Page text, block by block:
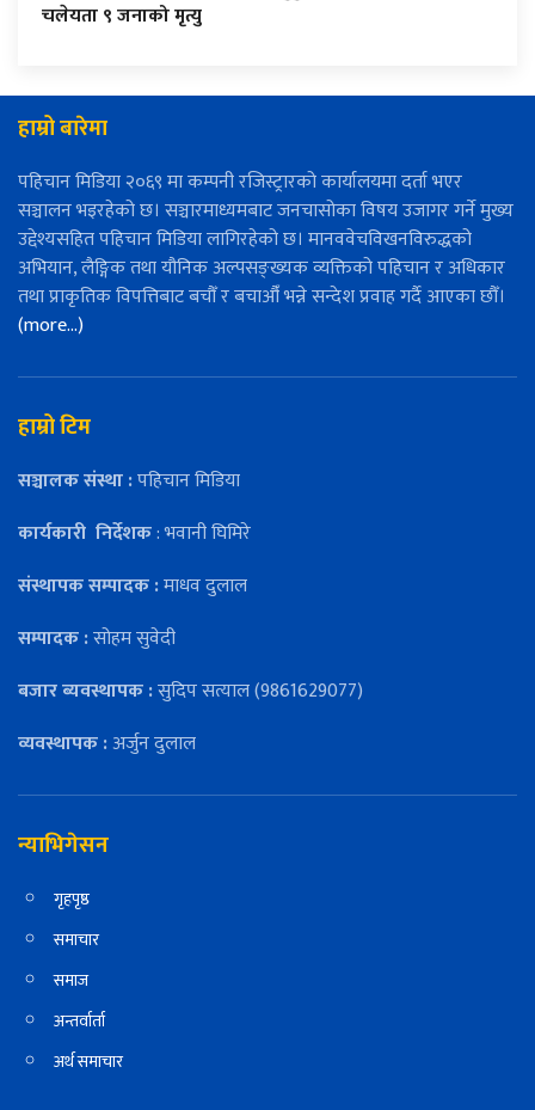
चलेयता ९ जनाको मृत्यु
हाम्रो बारेमा
पहिचान मिडिया २०६९ मा कम्पनी रजिस्ट्रारको कार्यालयमा दर्ता भएर
सञ्चालन भइरहेको छ। सञ्चारमाध्यमबाट जनचासोका विषय उजागर गर्ने मुख्य
उद्देश्यसहित पहिचान मिडिया लागिरहेको छ। मानववेचविखनविरुद्धको
अभियान, लैङ्गिक तथा यौनिक अल्पसङ्ख्यक व्यक्तिको पहिचान र अधिकार
तथा प्राकृतिक विपत्तिबाट बचौँ र बचाऔँ भन्ने सन्देश प्रवाह गर्दै आएका छौँ।
(more…)
हाम्रो टिम
सञ्चालक संस्था :पहिचान मिडिया
कार्यकारी निर्देशक: भवानी घिमिरे
संस्थापक सम्पादक :माधव दुलाल
सम्पादक :सोहम सुवेदी
बजार ब्यवस्थापक :सुदिप सत्याल (9861629077)
व्यवस्थापक :अर्जुन दुलाल
न्याभिगेसन
गृहपृष्ठ
समाचार
समाज
अन्तर्वार्ता
अर्थ समाचार